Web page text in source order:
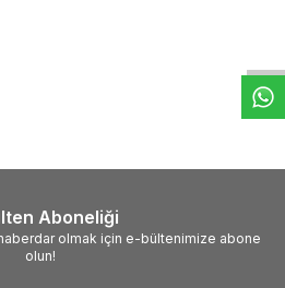
Aboneliği
olmak için e-bültenimize abone
olun!